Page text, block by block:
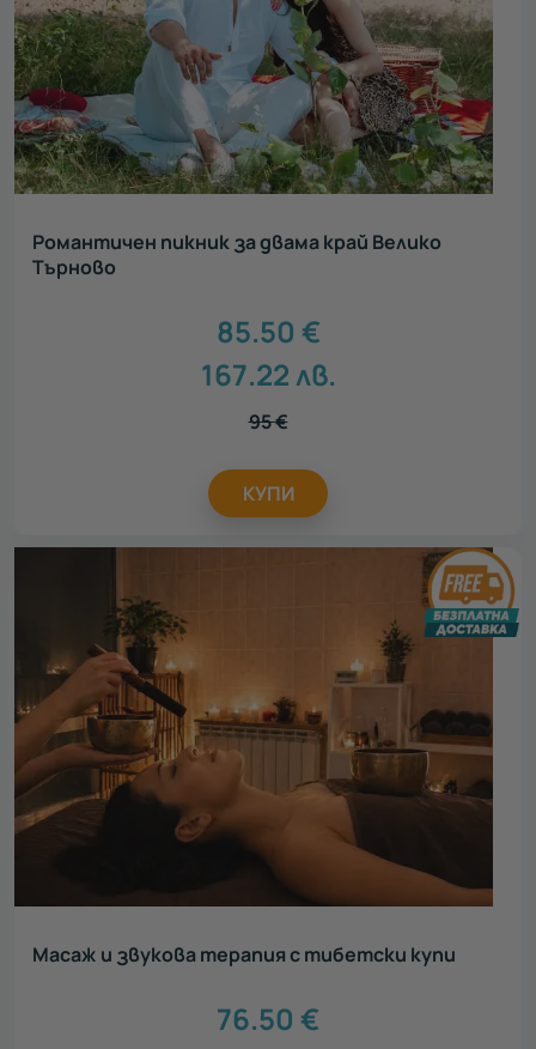
Романтичен пикник за двама край Велико
Търново
85.50 €
167.22 лв.
95€
КУПИ
Масаж и звукова терапия с тибетски купи
76.50 €